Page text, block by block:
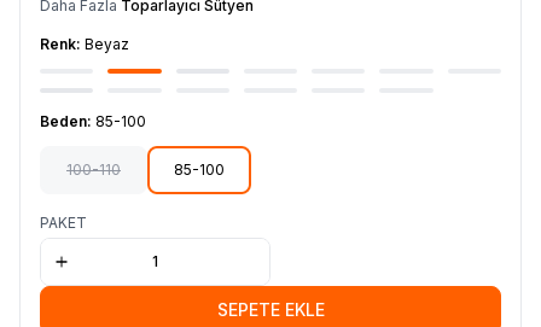
Daha Fazla Toparlayıcı Sütyen
Renk: Beyaz
Beden: 85-100
100-110 85-100
PAKET
SEPETE EKLE